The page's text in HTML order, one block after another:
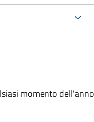
momento dell'anno